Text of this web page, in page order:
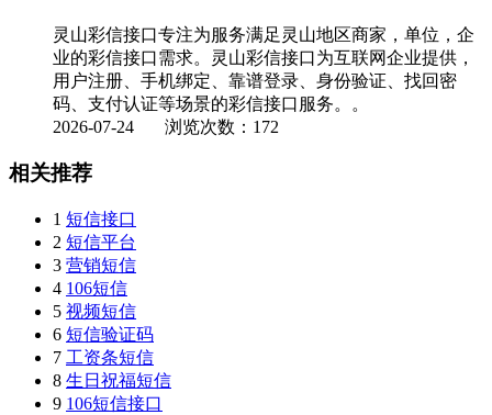
灵山彩信接口专注为服务满足灵山地区商家，单位，企
业的彩信接口需求。灵山彩信接口为互联网企业提供，
用户注册、手机绑定、靠谱登录、身份验证、找回密
码、支付认证等场景的彩信接口服务。。
2026-07-24 浏览次数：172
相关推荐
1 短信接口
2 短信平台
3 营销短信
4 106短信
5 视频短信
6 短信验证码
7 工资条短信
8 生日祝福短信
9 106短信接口